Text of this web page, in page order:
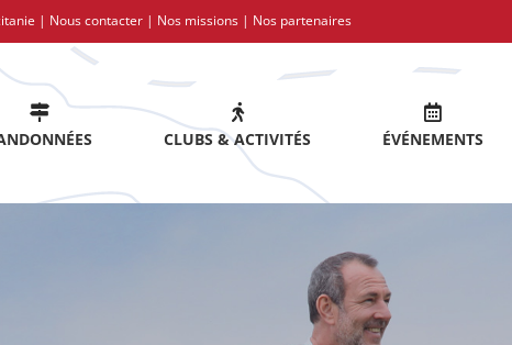
| Nous contacter | Nos missions | Nos partenaires
CLUBS & ACTIVITÉS ÉVÉNEMENTS